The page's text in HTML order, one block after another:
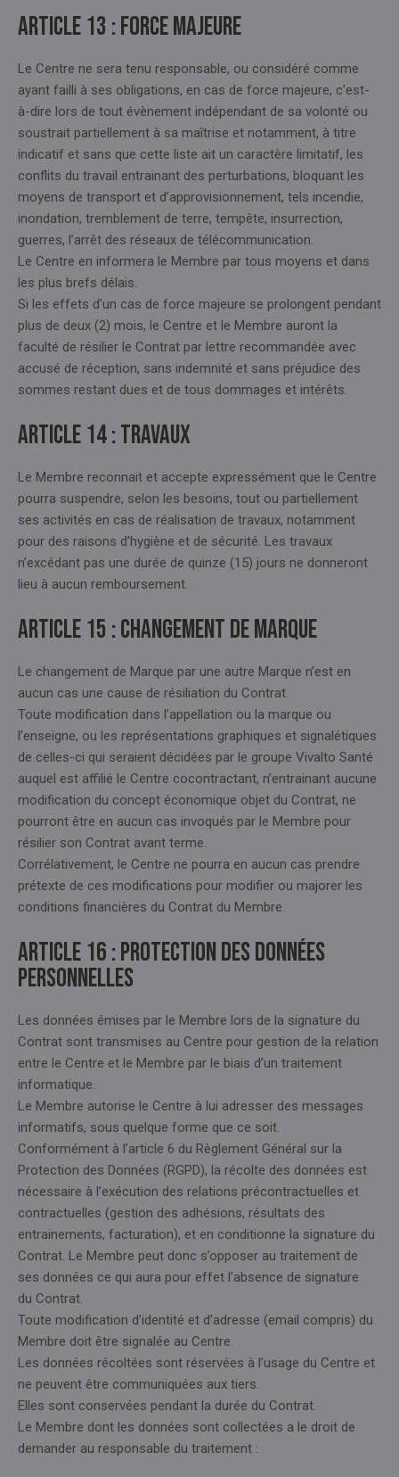
Article 13 : FORCE MAJEURE
Le Centre ne sera tenu responsable, ou considéré comme
ayant failli à ses obligations, en cas de force majeure, c’est-
à-dire lors de tout évènement indépendant de sa volonté ou
soustrait partiellement à sa maîtrise et notamment, à titre
indicatif et sans que cette liste ait un caractère limitatif, les
conflits du travail entrainant des perturbations, bloquant les
moyens de transport et d’approvisionnement, tels incendie,
inondation, tremblement de terre, tempête, insurrection,
guerres, l’arrêt des réseaux de télécommunication.
Le Centre en informera le Membre par tous moyens et dans
les plus brefs délais.
Si les effets d’un cas de force majeure se prolongent pendant
plus de deux (2) mois, le Centre et le Membre auront la
faculté de résilier le Contrat par lettre recommandée avec
accusé de réception, sans indemnité et sans préjudice des
sommes restant dues et de tous dommages et intérêts.
Article 14 : TRAVAUX
Le Membre reconnait et accepte expressément que le Centre
pourra suspendre, selon les besoins, tout ou partiellement
ses activités en cas de réalisation de travaux, notamment
pour des raisons d’hygiène et de sécurité. Les travaux
n’excédant pas une durée de quinze (15) jours ne donneront
lieu à aucun remboursement.
Article 15 : CHANGEMENT DE MARQUE
Le changement de Marque par une autre Marque n’est en
aucun cas une cause de résiliation du Contrat.
Toute modification dans l’appellation ou la marque ou
l’enseigne, ou les représentations graphiques et signalétiques
de celles-ci qui seraient décidées par le groupe Vivalto Santé
auquel est affilié le Centre cocontractant, n’entrainant aucune
modification du concept économique objet du Contrat, ne
pourront être en aucun cas invoqués par le Membre pour
résilier son Contrat avant terme.
Corrélativement, le Centre ne pourra en aucun cas prendre
prétexte de ces modifications pour modifier ou majorer les
conditions financières du Contrat du Membre.
Article 16 : PROTECTION DES DONNÉES
PERSONNELLES
Les données émises par le Membre lors de la signature du
Contrat sont transmises au Centre pour gestion de la relation
entre le Centre et le Membre par le biais d’un traitement
informatique.
Le Membre autorise le Centre à lui adresser des messages
informatifs, sous quelque forme que ce soit.
Conformément à l’article 6 du Règlement Général sur la
Protection des Données (RGPD), la récolte des données est
nécessaire à l’exécution des relations précontractuelles et
contractuelles (gestion des adhésions, résultats des
entrainements, facturation), et en conditionne la signature du
Contrat. Le Membre peut donc s’opposer au traitement de
ses données ce qui aura pour effet l’absence de signature
du Contrat.
Toute modification d’identité et d’adresse (email compris) du
Membre doit être signalée au Centre.
Les données récoltées sont réservées à l’usage du Centre et
ne peuvent être communiquées aux tiers.
Elles sont conservées pendant la durée du Contrat.
Le Membre dont les données sont collectées a le droit de
demander au responsable du traitement :